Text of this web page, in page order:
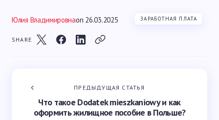
Юлия Владимировнаon 26.03.2025 ЗАРАБОТНАЯ ПЛАТА
SHARE
ПРЕДЫДУЩАЯ СТАТЬЯ
Что такое Dodatek mieszkaniowy и как
оформить жилищное пособие в Польше?